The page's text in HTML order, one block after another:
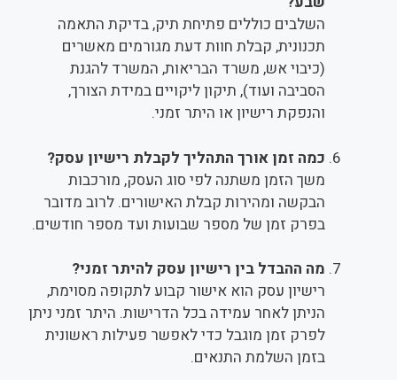
השלבים כוללים פתיחת תיק, בדיקת התאמה
תכנונית, קבלת חוות דעת מגורמים מאשרים
(כיבוי אש, משרד הבריאות, המשרד להגנת
הסביבה ועוד), תיקון ליקויים במידת הצורך,
והנפקת רישיון או היתר זמני.
כמה זמן אורך התהליך לקבלת רישיון עסק?
משך הזמן משתנה לפי סוג העסק, מורכבות
הבקשה ומהירות קבלת האישורים. לרוב מדובר
בפרק זמן של מספר שבועות ועד מספר חודשים.
מה ההבדל בין רישיון עסק להיתר זמני?
רישיון עסק הוא אישור קבוע לתקופה מסוימת,
הניתן לאחר עמידה בכל הדרישות. היתר זמני ניתן
לפרק זמן מוגבל כדי לאפשר פעילות ראשונית
בזמן השלמת התנאים.